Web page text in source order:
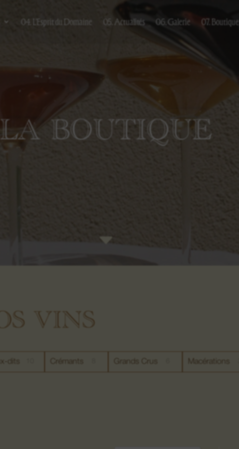
04. L’Esprit du Domaine 05. Actualités 06. Galerie 07. Boutique
LA BOUTIQUE
C
VINS
dits Macérations